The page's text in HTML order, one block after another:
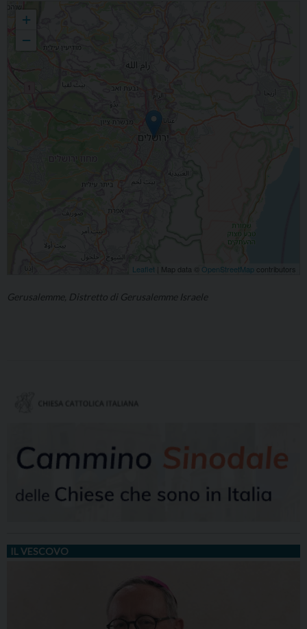
Pellegrinaggio diocesano "Terra Santa e Giordania", tra archeologia e
spiritualità.
+
−
Leaflet | Map data © OpenStreetMap contributors
Gerusalemme, Distretto di Gerusalemme Israele
IL VESCOVO